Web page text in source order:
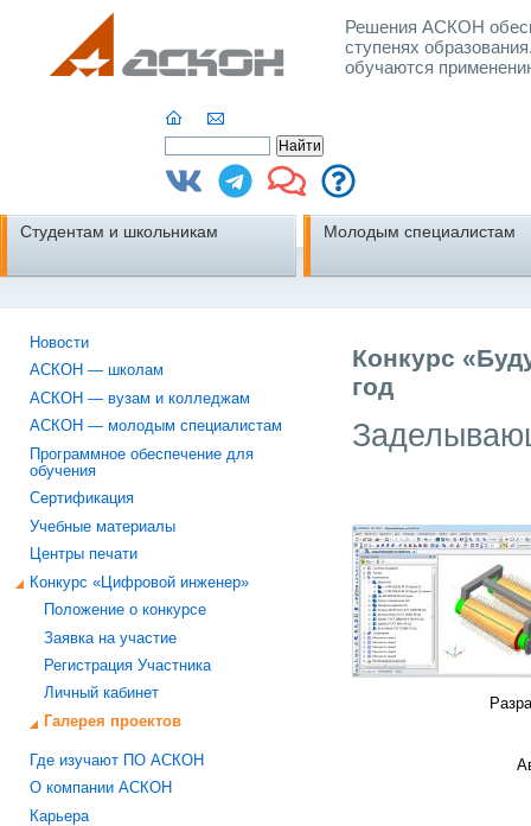
Решения АСКОН
ступенях
обучаются
Студентам и школьникам Молодым специалистам
Новости
АСКОН — школам
АСКОН — вузам и колледжам
АСКОН — молодым специалистам
Программное обеспечение для
обучения
Сертификация
Учебные материалы
Центры печати
Конкурс «Цифровой инженер»
Положение о конкурсе
Заявка на участие
Регистрация Участника
Личный кабинет
Галерея проектов
Где изучают ПО АСКОН
О компании АСКОН
Карьера
Конкурс
год